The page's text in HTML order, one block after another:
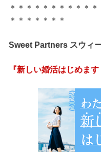
＊＊＊＊＊＊＊＊＊＊
＊＊＊＊＊＊＊
Sweet Partners スウィ
『新しい婚活はじめま